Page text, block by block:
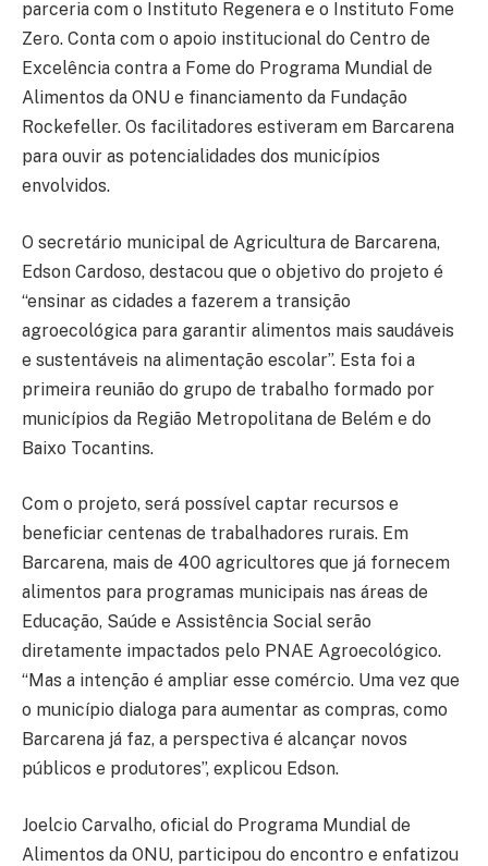
parceria com o Instituto Regenera e o Instituto Fome
Zero. Conta com o apoio institucional do Centro de
Excelência contra a Fome do Programa Mundial de
Alimentos da ONU e financiamento da Fundação
Rockefeller. Os facilitadores estiveram em Barcarena
para ouvir as potencialidades dos municípios
envolvidos.
O secretário municipal de Agricultura de Barcarena,
Edson Cardoso, destacou que o objetivo do projeto é
“ensinar as cidades a fazerem a transição
agroecológica para garantir alimentos mais saudáveis
e sustentáveis na alimentação escolar”. Esta foi a
primeira reunião do grupo de trabalho formado por
municípios da Região Metropolitana de Belém e do
Baixo Tocantins.
Com o projeto, será possível captar recursos e
beneficiar centenas de trabalhadores rurais. Em
Barcarena, mais de 400 agricultores que já fornecem
alimentos para programas municipais nas áreas de
Educação, Saúde e Assistência Social serão
diretamente impactados pelo PNAE Agroecológico.
“Mas a intenção é ampliar esse comércio. Uma vez que
o município dialoga para aumentar as compras, como
Barcarena já faz, a perspectiva é alcançar novos
públicos e produtores”, explicou Edson.
Joelcio Carvalho, oficial do Programa Mundial de
Alimentos da ONU, participou do encontro e enfatizou